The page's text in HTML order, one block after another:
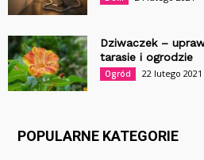
Dziwaczek –
tarasie i ogrodzie
Ogród 22 lutego 2021
POPULARNE KATEGORIE